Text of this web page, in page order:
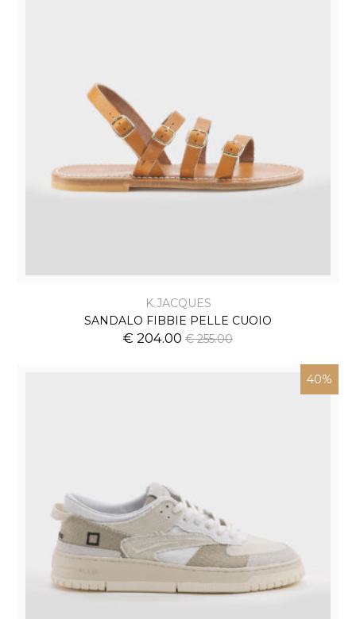
K.JACQUES
SANDALO FIBBIE PELLE CUOIO
€ 204.00 € 255.00
40%